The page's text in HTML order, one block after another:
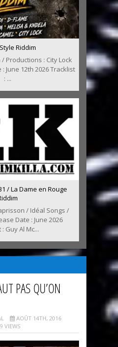
Riddim
Productions : City Lock
June 12th 2026 Tracklist
: ...
/ La Dame en Rouge
/ Idéal Songs /
Date : June 2026
Guy Al Mc...
PAS QU’ON
AOÛT 14TH, 2016
VIEWS